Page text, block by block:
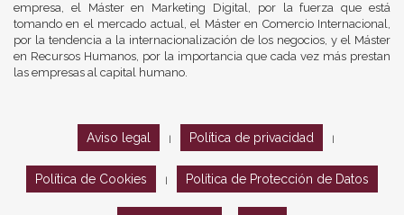
empresa, el Máster en Marketing Digital, por la fuerza que está
tomando en el mercado actual, el Máster en Comercio Internacional,
por la tendencia a la internacionalización de los negocios, y el Máster
en Recursos Humanos, por la importancia que cada vez más prestan
las empresas al capital humano.
Aviso legal Política de privacidad
Política de Cookies Política de Protección de Datos